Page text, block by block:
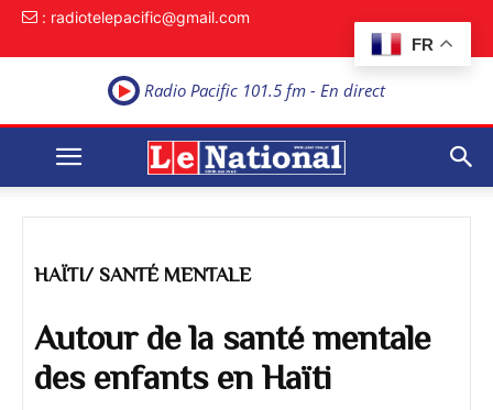
FR
: radiotelepacific@gmail.com
Radio Pacific 101.5 fm - En direct
HAÏTI/ SANTÉ MENTALE
Autour de la santé mentale
des enfants en Haïti